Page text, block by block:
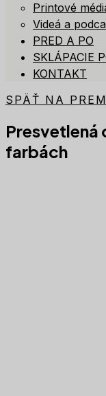
Printové
Videá a
PRED A PO
SKLÁPACIE
KONTAKT
SPÄŤ NA
farbách